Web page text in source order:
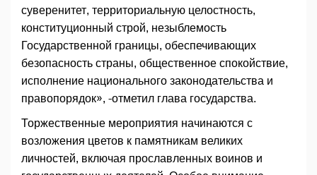
суверенитет, территориальную целостность,
конституционный строй, незыблемость
Государственной границы, обеспечивающих
безопасность страны, общественное спокойствие,
исполнение национального законодательства и
правопорядок», -отметил глава государства.
Торжественные мероприятия начинаются с
возложения цветов к памятникам великих
личностей, включая прославленных воинов и